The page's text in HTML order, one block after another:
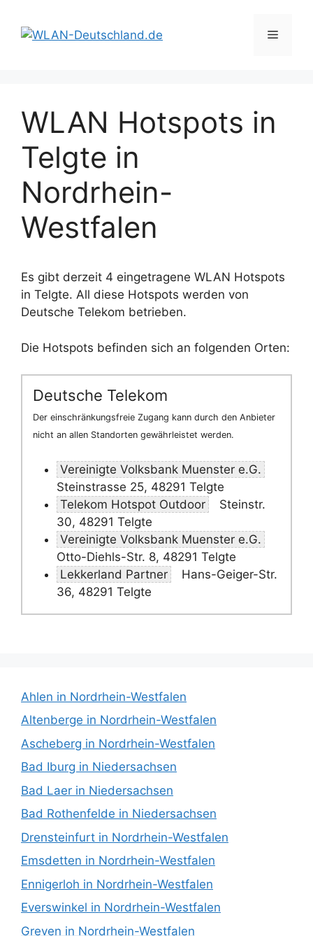
Inhalt
springen
Menü
WLAN Hotspots in
Telgte in
Nordrhein-
Westfalen
Es gibt derzeit 4 eingetragene WLAN Hotspots
in Telgte. All diese Hotspots werden von
Deutsche Telekom betrieben.
Die Hotspots befinden sich an folgenden Orten:
Deutsche Telekom
Der einschränkungsfreie Zugang kann durch den Anbieter
nicht an allen Standorten gewährleistet werden.
Vereinigte Volksbank Muenster e.G.
Steinstrasse 25, 48291 Telgte
Telekom Hotspot Outdoor
Steinstr.
30, 48291 Telgte
Vereinigte Volksbank Muenster e.G.
Otto-Diehls-Str. 8, 48291 Telgte
Lekkerland Partner
Hans-Geiger-Str.
36, 48291 Telgte
Ahlen in Nordrhein-Westfalen
Altenberge in Nordrhein-Westfalen
Ascheberg in Nordrhein-Westfalen
Bad Iburg in Niedersachsen
Bad Laer in Niedersachsen
Bad Rothenfelde in Niedersachsen
Drensteinfurt in Nordrhein-Westfalen
Emsdetten in Nordrhein-Westfalen
Ennigerloh in Nordrhein-Westfalen
Everswinkel in Nordrhein-Westfalen
Greven in Nordrhein-Westfalen